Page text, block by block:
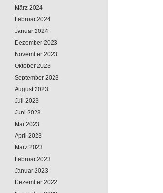
März 2024
Februar 2024
Januar 2024
Dezember 2023
November 2023
Oktober 2023
September 2023
August 2023
Juli 2023
Juni 2023
Mai 2023
April 2023
März 2023
Februar 2023
Januar 2023
Dezember 2022